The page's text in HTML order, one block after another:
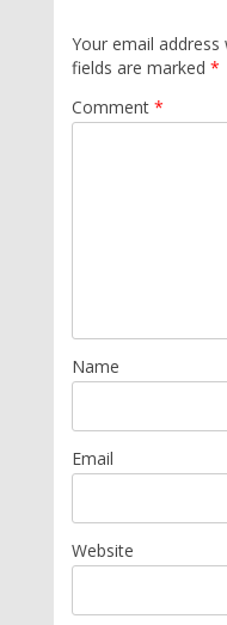
Your email address
fields are marked *
Comment *
Name
Email
Website